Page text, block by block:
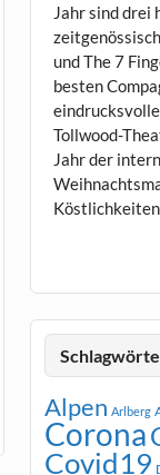
Jahr sind drei
und The 7
besten
Tollwood-
Jahr der
Alpen Arlberg
Corona
Covid19